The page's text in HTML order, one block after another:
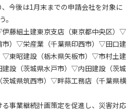
個人情報保護方針
今後は1月末までの申請会社を対象に
。
藤組土建東京支店（東京都中央区）▽
市）▽栄産業（千葉県印西市）▽田口建
▽東昭建設（栃木県矢板市）▽市村土建
建設（茨城県水戸市）▽内田建設（茨城
城県筑西市）▽畔蒜工務店（千葉県横
事業継続計画策定を促進し、災害対応
得ることなく、随時変更されることが
建設資料館WEB上に表示した時点で直
たものとみなします。
資格の取り消し）
の上、所定の会員申込手続きを完了
した者をいいます。
録）